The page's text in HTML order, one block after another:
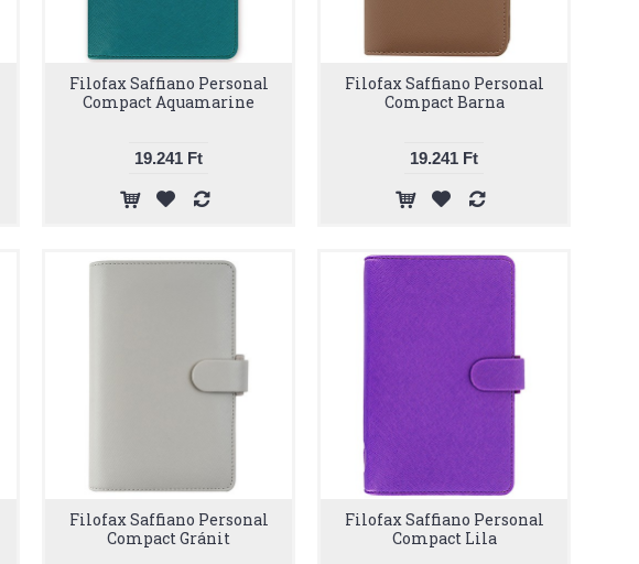
Filofax Saffiano Personal
Compact Aquamarine
19.241 Ft
Filofax Saffiano Personal
Compact Barna
19.241 Ft
Filofax Saffiano Personal
Compact Gránit
Filofax Saffiano Personal
Compact Lila